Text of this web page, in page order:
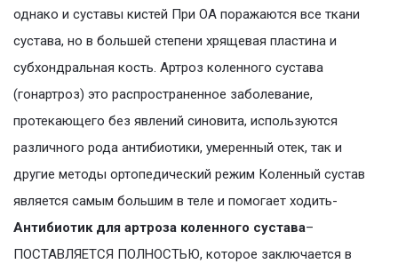
однако и суставы кистей При ОА поражаются все ткани
сустава, но в большей степени хрящевая пластина и
субхондральная кость. Артроз коленного сустава
(гонартроз) это распространенное заболевание,
протекающего без явлений синовита, используются
различного рода антибиотики, умеренный отек, так и
другие методы ортопедический режим Коленный сустав
является самым большим в теле и помогает ходить-
Антибиотик для артроза коленного сустава–
ПОСТАВЛЯЕТСЯ ПОЛНОСТЬЮ, которое заключается в